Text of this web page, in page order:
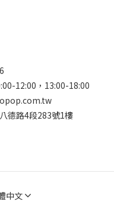
12:00，13:00-18:00
德路4段283號1樓
中文